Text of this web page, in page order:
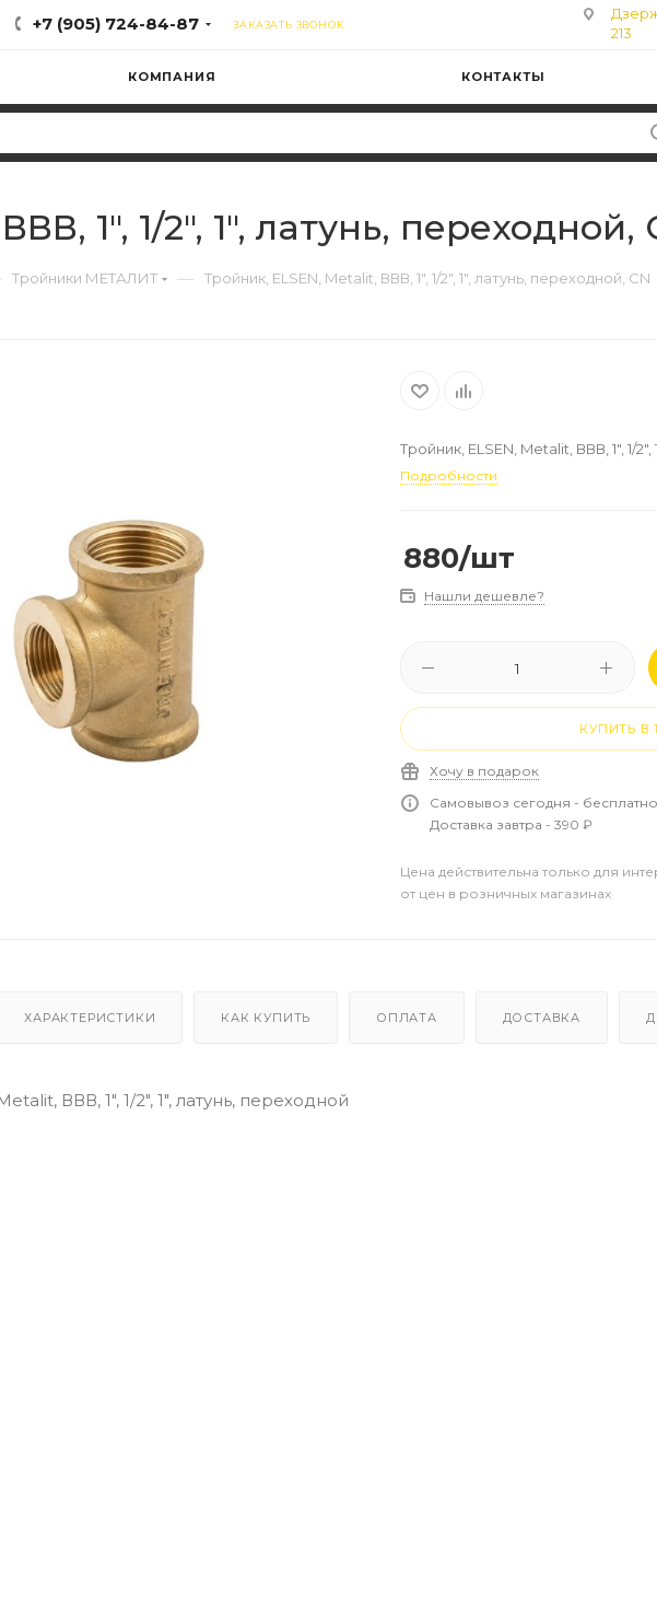
+7 (905) 724-84-87 ЗАКАЗАТЬ ЗВОНОК
213
КОМПАНИЯ КОНТАКТЫ
1", 1/2", 1", латунь, переходной,
Тройники МЕТАЛИТ — Тройник, ELSEN, Metalit, ВВВ, 1", 1/2", 1", латунь, переходной, CN
Тройник, ELSEN, Metalit, ВВВ, 1", 1/
Подробности
880/шт
Нашли дешевле?
КУПИТЬ В
Хочу в подарок
Самовывоз сегодня - бесплатно
Доставка завтра - 390 ₽
Цена действительна только для
от цен в розничных магазинах
ХАРАКТЕРИСТИКИ КАК КУПИТЬ ОПЛАТА ДОСТАВКА
ВВВ, 1", 1/2", 1", латунь, переходной